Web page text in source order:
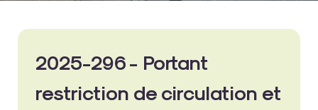
2025-296 - Portant
restriction de circulation et